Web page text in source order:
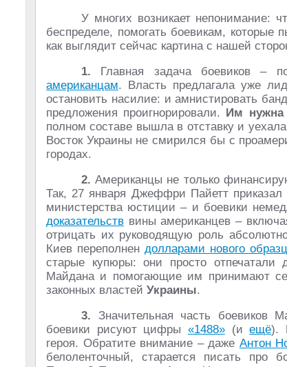
У многих возникает непонимание:
беспределе, помогать боевикам, которые
как выглядит сейчас картина с нашей
1. Главная задача боевиков –
американцам. Власть предлагала уже
остановить насилие: и амнистировать
предложения проигнорировали. Им нужна
полном составе вышла в отставку и
Восток Украины не смирился бы с
городах.
2. Американцы не только
Так, 27 января Джеффри Пайетт
министерства юстиции – и боевики
доказательств вины американцев –
отрицать их руководящую роль
Киев переполнендолларами нового
старые купюры: они просто
Майдана и помогающие им принимают
законных властей Украины.
3. Значительная часть боевиков
боевики рисуют цифры «1488»(иещё).
героя. Обратите внимание – даже Антон
белоленточный, старается писать про